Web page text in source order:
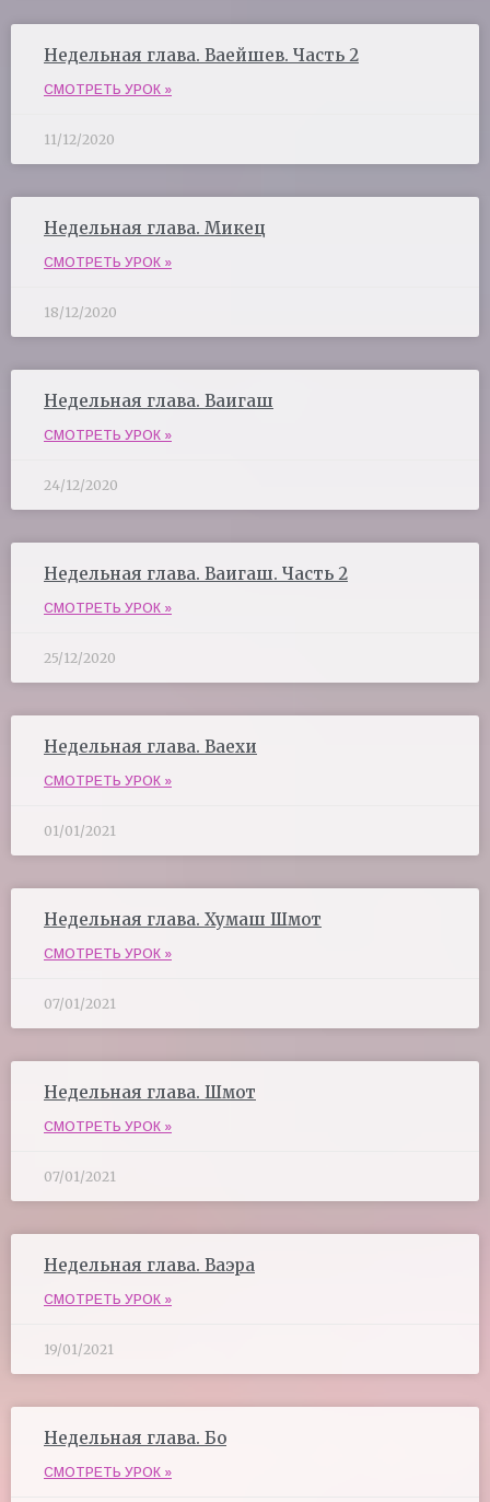
Недельная глава. Ваейшев. Часть 2
СМОТРЕТЬ УРОК »
11/12/2020
Недельная глава. Микец
СМОТРЕТЬ УРОК »
18/12/2020
Недельная глава. Ваигаш
СМОТРЕТЬ УРОК »
24/12/2020
Недельная глава. Ваигаш. Часть 2
СМОТРЕТЬ УРОК »
25/12/2020
Недельная глава. Ваехи
СМОТРЕТЬ УРОК »
01/01/2021
Недельная глава. Хумаш Шмот
СМОТРЕТЬ УРОК »
07/01/2021
Недельная глава. Шмот
СМОТРЕТЬ УРОК »
07/01/2021
Недельная глава. Ваэра
СМОТРЕТЬ УРОК »
19/01/2021
Недельная глава. Бо
СМОТРЕТЬ УРОК »